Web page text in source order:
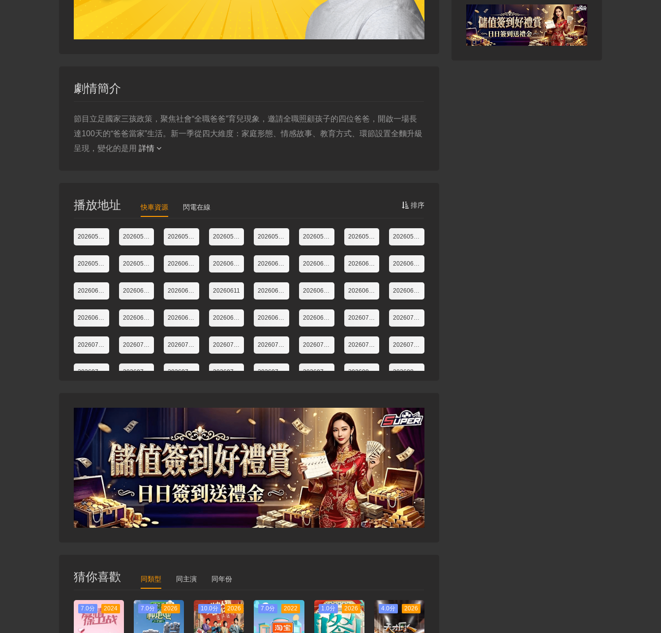
劇情簡介
節目立足國家三孩政策，聚焦社會“全職爸爸”育兒現象，邀請全職照顧孩子的四位爸爸，開啟一場長
達100天的“爸爸當家”生活。新一季從四大維度：家庭形態、情感故事、教育方式、環節設置全麵升級
呈現，變化的是用 詳情
排序
播放地址 快車資源 閃電在線
20260504下 20260504上 20260518下 20260518上 20260519 20260521 20260525下 20260525上
20260527 20260528 20260601下 20260601上 20260603 20260604上 20260604 20260605
20260608上 20260608下 20260610 20260611 20260615加更版 20260615上 20260617 20260618
20260622下 20260622上 20260624 20260625 20260629下 20260629上 20260701加更版第7期 20260702
20260706第8期下 20260708 20260709 20260713第9期下 20260715加更版 20260716萌娃當家 20260720第10期下 20260720第10期上
20260722加更版第10期 20260723萌娃當家第10期 20260727第11期下 20260727第11期上 20260729加更版第11期 20260730萌娃當家第11期 20260803第12期上 20260805三三力安紮染
猜你喜歡 同類型 同主演 同年份
7.0分 2024 7.0分 2026 10.0分 2026 7.0分 2022 1.0分 2026 4.0分 2026